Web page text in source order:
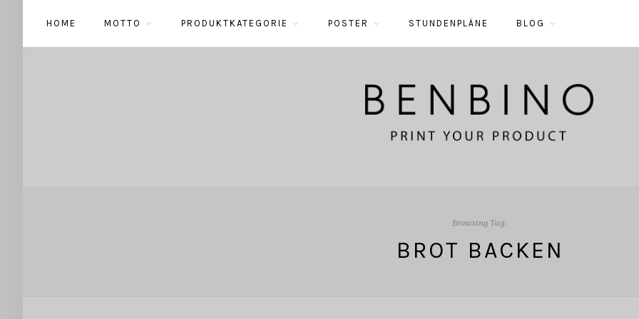
HOME MOTTO PRODUKTKATEGORIE POSTER STUNDENPLÄNE BLOG
Browsing Tag:
BROT BACKEN